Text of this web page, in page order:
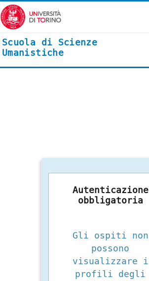
Vai al contenuto principale
Scuola di Scienze
Umanistiche
Autenticazione
obbligatoria
Gli ospiti non
possono
visualizzare i
profili degli